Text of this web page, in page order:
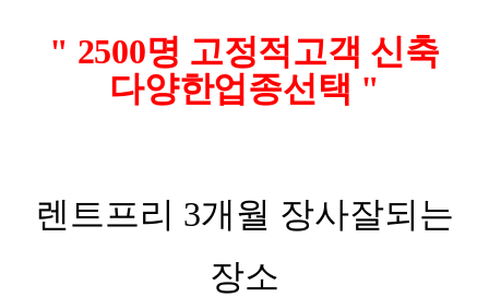
" 2500명 고정적고객 신축
다양한업종선택 "
렌트프리 3개월 장사잘되는
장소